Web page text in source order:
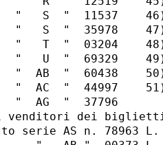
S  "  11537
S  "  35978
T  "  03204
U  "  69329
AB  "  60438
AC  "  44997
AG  "  37796
venditori dei
serie AS n. 78963 L.